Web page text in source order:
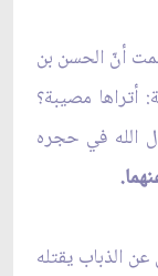
أنّ الحسن بن
أتراها مصيبة؟
الله في حجره
الذباب يقتله